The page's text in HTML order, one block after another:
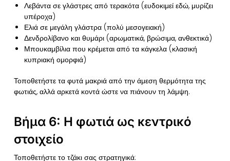
Λεβάντα σε γλάστρες από τερακότα (ευδοκιμεί εδώ, μυρίζει
υπέροχα)
Ελιά σε μεγάλη γλάστρα (πολύ μεσογειακή)
Δενδρολίβανο και θυμάρι (αρωματικά, βρώσιμα, ανθεκτικά)
Μπουκαμβίλια που κρέμεται από τα κάγκελα (κλασική
κυπριακή ομορφιά)
Τοποθετήστε τα φυτά μακριά από την άμεση θερμότητα της
φωτιάς, αλλά αρκετά κοντά ώστε να πιάνουν τη λάμψη.
Βήμα 6: Η φωτιά ως κεντρικό
στοιχείο
Τοποθετήστε το τζάκι σας στρατηγικά: